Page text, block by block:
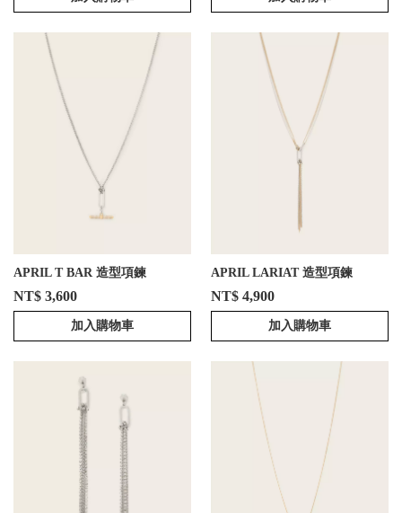
APRIL T BAR 造型項鍊
NT$ 3,600
加入購物車
APRIL LARIAT 造型項鍊
NT$ 4,900
加入購物車